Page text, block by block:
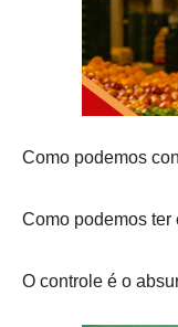
Como podemos
Como podemos
O controle é o